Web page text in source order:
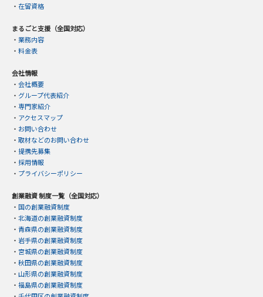
・ 在留資格
まるごと支援（全国対応）
・ 業務内容
・ 料金表
会社情報
・ 会社概要
・ グループ代表紹介
・ 専門家紹介
・ アクセスマップ
・ お問い合わせ
・ 取材などのお問い合わせ
・ 提携先募集
・ 採用情報
・ プライバシーポリシー
創業融資 制度一覧（全国対応）
・ 国の創業融資制度
・ 北海道の創業融資制度
・ 青森県の創業融資制度
・ 岩手県の創業融資制度
・ 宮城県の創業融資制度
・ 秋田県の創業融資制度
・ 山形県の創業融資制度
・ 福島県の創業融資制度